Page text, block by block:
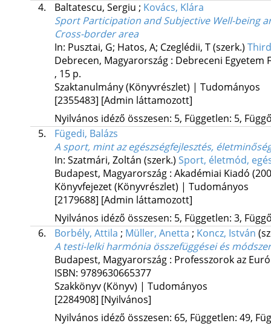
4.
Baltatescu, Sergiu ; Kovács, Klára
Sport Participation and Subjective Well-being
Cross-border area
In: Pusztai, G; Hatos, A; Czeglédii, T (szerk.)
Debrecen, Magyarország : Debreceni Egyetem
, 15 p.
Szaktanulmány (Könyvrészlet) | Tudományos
[2355483] [Admin láttamozott]
Nyilvános idéző összesen: 5, Független: 5,
5.
Fügedi, Balázs
A sport, mint az egészségfejlesztés,
In: Szatmári, Zoltán (szerk.) Sport, életmód,
Budapest, Magyarország : Akadémiai Kiadó
Könyvfejezet (Könyvrészlet) | Tudományos
[2179688] [Admin láttamozott]
Nyilvános idéző összesen: 5, Független: 3,
6.
Borbély, Attila ; Müller, Anetta ; Koncz, István
A testi-lelki harmónia összefüggései és
Budapest, Magyarország : Professzorok az
ISBN: 9789630665377
Szakkönyv (Könyv) | Tudományos
[2284908] [Nyilvános]
Nyilvános idéző összesen: 65, Független: 49,